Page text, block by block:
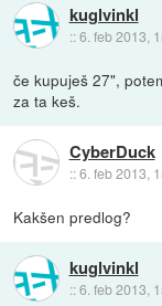
kuglvinkl
::6. feb 2013,
če kupuješ 27",
za ta keš.
CyberDuck
::6. feb 2013,
Kakšen predlog?
kuglvinkl
::6. feb 2013,